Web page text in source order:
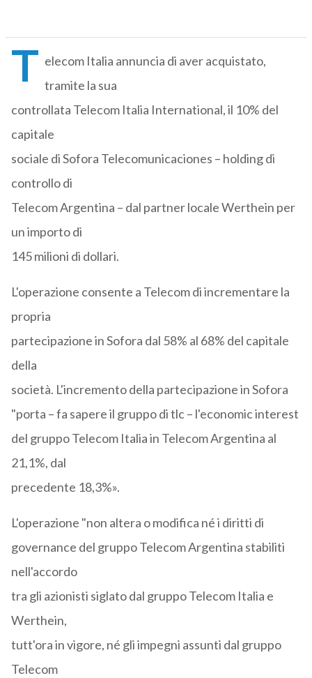
T elecom Italia annuncia di aver acquistato,
tramite la sua
controllata Telecom Italia International, il 10% del
capitale
sociale di Sofora Telecomunicaciones – holding di
controllo di
Telecom Argentina – dal partner locale Werthein per
un importo di
145 milioni di dollari.
L'operazione consente a Telecom di incrementare la
propria
partecipazione in Sofora dal 58% al 68% del capitale
della
società. L'incremento della partecipazione in Sofora
"porta – fa sapere il gruppo di tlc – l'economic interest
del gruppo Telecom Italia in Telecom Argentina al
21,1%, dal
precedente 18,3%».
L'operazione "non altera o modifica né i diritti di
governance del gruppo Telecom Argentina stabiliti
nell'accordo
tra gli azionisti siglato dal gruppo Telecom Italia e
Werthein,
tutt'ora in vigore, né gli impegni assunti dal gruppo
Telecom